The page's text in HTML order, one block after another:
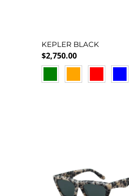
KEPLER BLACK
Precio normal
$2,750.00
GREENORANGE
RED BLUE